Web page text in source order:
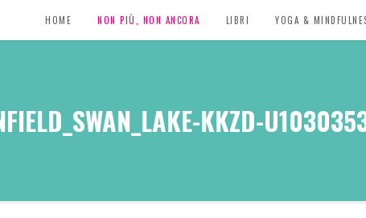
HOME NON PIÙ, NON ANCORA LIBRI YOGA &
KKZD-